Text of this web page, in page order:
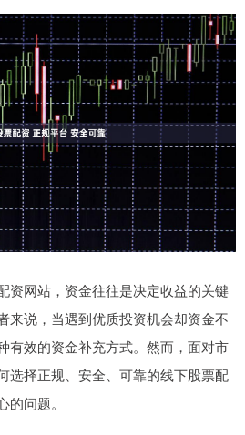
资网站，资金往往是决定收益的关键
来说，当遇到优质投资机会却资金不
有效的资金补充方式。然而，面对市
选择正规、安全、可靠的线下股票配
问题。